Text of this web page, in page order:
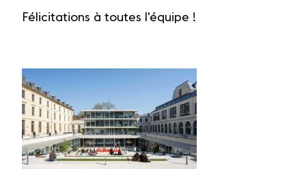
Félicitations à toutes l'équipe !